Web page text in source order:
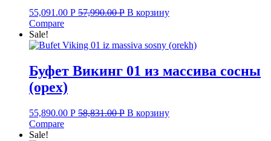
55,091.00 Р 57,990.00Р В корзину
Compare
Sale!
Буфет Викинг 01 из массива сосны
(орех)
55,890.00 Р 58,831.00Р В корзину
Compare
Sale!